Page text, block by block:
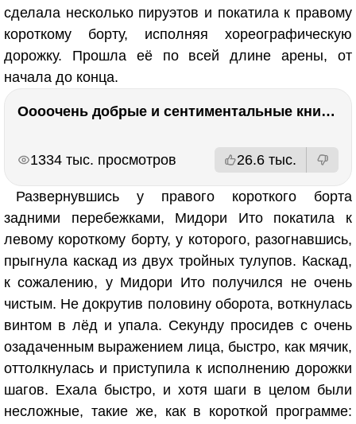
сделала несколько пируэтов и покатила к правому
короткому борту, исполняя хореографическую
дорожку. Прошла её по всей длине арены, от
начала до конца.
Оооочень добрые и сентиментальные книги. Бабушка велела кланяться и История Артура Трулава
1334 тыс. просмотров 26.6 тыс.
Развернувшись у правого короткого борта
задними перебежками, Мидори Ито покатила к
левому короткому борту, у которого, разогнавшись,
прыгнула каскад из двух тройных тулупов. Каскад,
к сожалению, у Мидори Ито получился не очень
чистым. Не докрутив половину оборота, воткнулась
винтом в лёд и упала. Секунду просидев с очень
озадаченным выражением лица, быстро, как мячик,
оттолкнулась и приступила к исполнению дорожки
шагов. Ехала быстро, и хотя шаги в целом были
несложные, такие же, как в короткой программе: